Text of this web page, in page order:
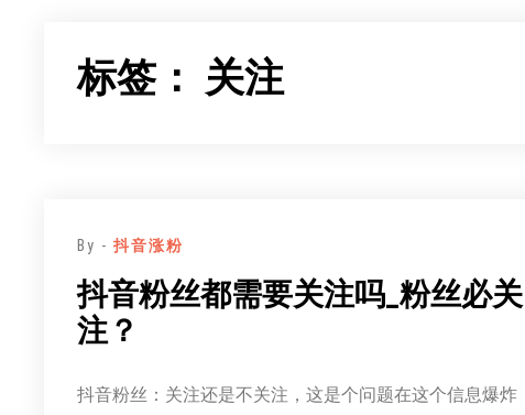
标签： 关注
By -抖音涨粉
抖音粉丝都需要关注吗_粉丝必关
注？
抖音粉丝：关注还是不关注，这是个问题在这个信息爆炸